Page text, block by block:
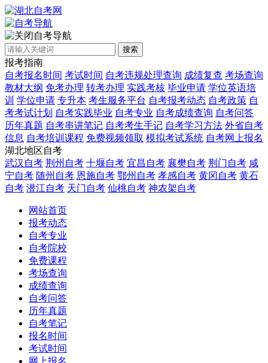
自考导航
搜索
报考指南
自考报名时间 考试时间 自考违规处理查询 成绩复查 考场查询
教材大纲 免考办理 转考办理 实践考核 毕业申请 学位英语培
训 学位申请 专升本 考生服务平台 自考报考动态 自考政策 自
考考试计划 自考实践毕业 自考专业 自考成绩查询 自考问答
历年真题 自考串讲笔记 自考考生手记 自考学习方法 外省自考
信息 自考培训课程 免费视频领取 模拟考试系统 自考网上报名
湖北地区自考
武汉自考 荆州自考 十堰自考 宜昌自考 襄樊自考 荆门自考 咸
宁自考 随州自考 恩施自考 鄂州自考 孝感自考 黄冈自考 黄石
自考 潜江自考 天门自考 仙桃自考 神农架自考
网站首页
报考动态
自考专业
自考院校
免费课程
考场查询
成绩查询
自考问答
历年真题
自考笔记
报名时间
考试时间
网上报名